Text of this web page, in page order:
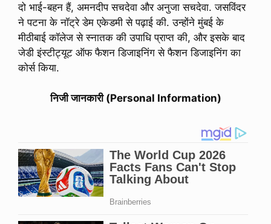
दो भाई-बहन हैं, अमनदीप सचदेवा और अनुजा सचदेवा. जसविंदर
ने पटना के नॉट्रे डेम एकेडमी से पढ़ाई की. उन्होंने मुंबई के
मीठीबाई कॉलेज से स्नातक की उपाधि प्राप्त की, और इसके बाद
जेडी इंस्टीट्यूट ऑफ फैशन डिजाइनिंग से फैशन डिजाइनिंग का
कोर्स किया.
निजी जानकारी (Personal Information)